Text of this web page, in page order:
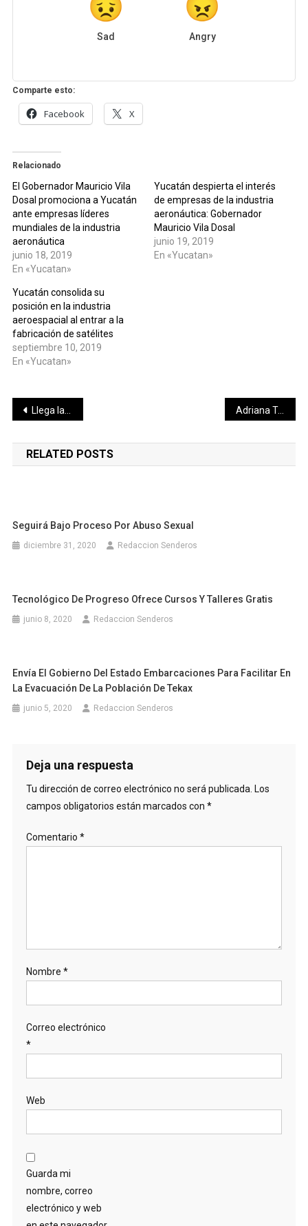
Sad Angry
Comparte esto:
Facebook X
Relacionado
El Gobernador Mauricio Vila
Dosal promociona a Yucatán
ante empresas líderes
mundiales de la industria
aeronáutica
junio 18, 2019
En «Yucatan»
Yucatán despierta el interés
de empresas de la industria
aeronáutica: Gobernador
Mauricio Vila Dosal
junio 19, 2019
En «Yucatan»
Yucatán consolida su
posición en la industria
aeroespacial al entrar a la
fabricación de satélites
septiembre 10, 2019
En «Yucatan»
Navegación
de
entradas
Llega la segunda fecha del Pádel Tour Yucatán 2019 Adriana Te Responde…
RELATED POSTS
Seguirá Bajo Proceso Por Abuso Sexual
diciembre 31, 2020 Redaccion Senderos
Tecnológico De Progreso Ofrece Cursos Y Talleres Gratis
junio 8, 2020 Redaccion Senderos
Envía El Gobierno Del Estado Embarcaciones Para Facilitar En
La Evacuación De La Población De Tekax
junio 5, 2020 Redaccion Senderos
Deja una respuesta
Tu dirección de correo electrónico no será publicada. Los
campos obligatorios están marcados con *
Comentario *
Nombre *
Correo electrónico
*
Web
Guarda mi
nombre, correo
electrónico y web